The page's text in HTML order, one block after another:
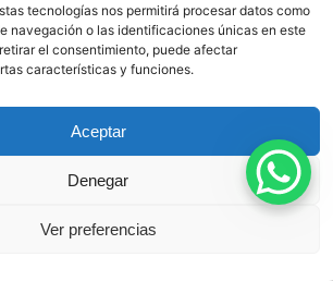
tecnologías nos permitirá procesar datos como
navegación o las identificaciones únicas en este
el consentimiento, puede afectar
características y funciones.
Aceptar
Denegar
Ver preferencias
jurídico delejercicio de la
un desafío para todos los
jueces, fiscales, abogados,
curadores. Todos
nuestra mentalidad y práctica
nuevo paradigma que prioriza
el desarrollo personal de las